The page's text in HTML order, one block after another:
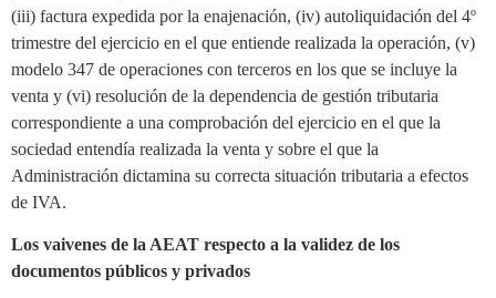
(iii) factura expedida por la enajenación, (iv) autoliquidación del 4º
trimestre del ejercicio en el que entiende realizada la operación, (v)
modelo 347 de operaciones con terceros en los que se incluye la
venta y (vi) resolución de la dependencia de gestión tributaria
correspondiente a una comprobación del ejercicio en el que la
sociedad entendía realizada la venta y sobre el que la
Administración dictamina su correcta situación tributaria a efectos
de IVA.
Los vaivenes de la AEAT respecto a la validez de los
documentos públicos y privados